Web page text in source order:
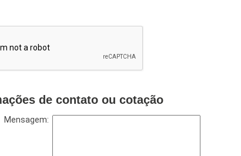
de contato ou cotação
Mensagem: